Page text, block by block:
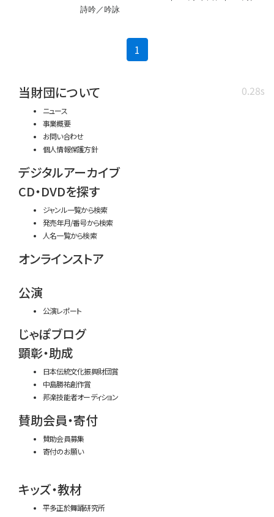
詩吟／吟詠
1
0.28s
当財団について
ニュース
事業概要
お問い合わせ
個人情報保護方針
デジタルアーカイブ
CD・DVDを探す
ジャンル一覧から検索
発売年月/番号から検索
人名一覧から検索
オンラインストア
公演
公演レポート
じゃぽブログ
顕彰・助成
日本伝統文化振興財団賞
中島勝祐創作賞
邦楽技能者オーディション
賛助会員・寄付
賛助会員募集
寄付のお願い
キッズ・教材
平多正於舞踊研究所